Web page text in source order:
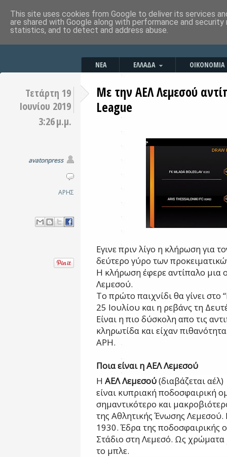
ΝΕΑ ΕΛΛΑΔΑ ΟΙΚΟΝΟΜΙΑ
Τετάρτη 19
Ιουνίου 2019
3:26 μ.μ.
avatonpress
ΑΡΗΣ
Με την ΑΕΛ Λεμεσού
League
Εγινε πριν λίγο η κλήρωση για
δεύτερο γύρο των
H κλήρωση έφερε αντίπαλο
Λεμεσού.
Το πρώτο παιχνίδι θα γίνει στο
25 Ιουλίου και η ρεβάνς τη
Είναι η πιο δύσκολη απο τις
κληρωτίδα και είχαν
ΑΡΗ.
Ποια είναι η ΑΕΛ Λεμεσού
Η ΑΕΛ Λεμεσού(διαβάζεται αέλ)
είναι κυπριακήποδοσφαιρική
σημαντικότερο και
της Αθλητικής Ένωσης Λεμεσού.
1930. Έδρα της ποδοσφαιρικής
Στάδιο στηΛεμεσό. Ως χρώματα
το μπλε.
This site uses cookies from Google to deliver its services
are shared with Google along with performance and
statistics, and to detect and address abuse.